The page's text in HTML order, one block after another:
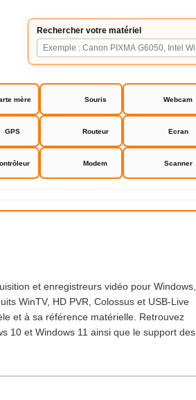
Rechercher votre matériel
mère Souris Webcam
GPS Routeur Ecran
Modem Scanner
et enregistreurs vidéo pour Windows,
WinTV, HD PVR, Colossus et USB-Live
et à sa référence matérielle. Retrouvez
10 et Windows 11 ainsi que le support des